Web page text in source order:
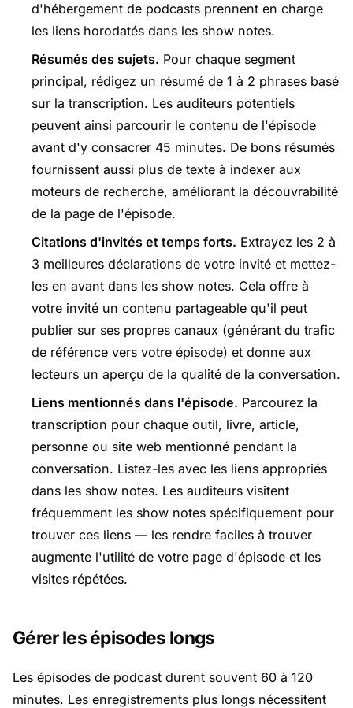
d'hébergement de podcasts prennent en charge
les liens horodatés dans les show notes.
Résumés des sujets. Pour chaque segment
principal, rédigez un résumé de 1 à 2 phrases basé
sur la transcription. Les auditeurs potentiels
peuvent ainsi parcourir le contenu de l'épisode
avant d'y consacrer 45 minutes. De bons résumés
fournissent aussi plus de texte à indexer aux
moteurs de recherche, améliorant la découvrabilité
de la page de l'épisode.
Citations d'invités et temps forts. Extrayez les 2 à
3 meilleures déclarations de votre invité et mettez-
les en avant dans les show notes. Cela offre à
votre invité un contenu partageable qu'il peut
publier sur ses propres canaux (générant du trafic
de référence vers votre épisode) et donne aux
lecteurs un aperçu de la qualité de la conversation.
Liens mentionnés dans l'épisode. Parcourez la
transcription pour chaque outil, livre, article,
personne ou site web mentionné pendant la
conversation. Listez-les avec les liens appropriés
dans les show notes. Les auditeurs visitent
fréquemment les show notes spécifiquement pour
trouver ces liens — les rendre faciles à trouver
augmente l'utilité de votre page d'épisode et les
visites répétées.
Gérer les épisodes longs
Les épisodes de podcast durent souvent 60 à 120
minutes. Les enregistrements plus longs nécessitent